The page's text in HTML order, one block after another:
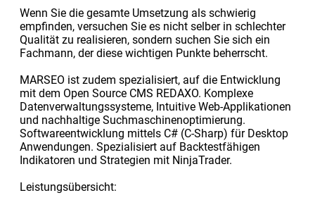
Wenn Sie die gesamte Umsetzung als schwierig
empfinden, versuchen Sie es nicht selber in schlechter
Qualität zu realisieren, sondern suchen Sie sich ein
Fachmann, der diese wichtigen Punkte beherrscht.
MARSEO ist zudem spezialisiert, auf die Entwicklung
mit dem Open Source CMS REDAXO. Komplexe
Datenverwaltungssysteme, Intuitive Web-Applikationen
und nachhaltige Suchmaschinenoptimierung.
Softwareentwicklung mittels C# (C-Sharp) für Desktop
Anwendungen. Spezialisiert auf Backtestfähigen
Indikatoren und Strategien mit NinjaTrader.
Leistungsübersicht: